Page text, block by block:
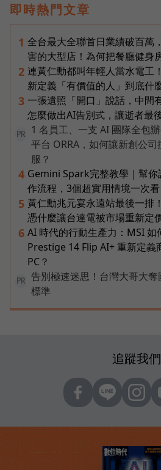
即時熱門文章
1 全台最大全聯首日業績破百萬
害的大型店！為何把餐廳健身
2 連黃仁勳都叫年輕人當水電工
新定義「有價值的人」到底什
3 一張遺照「開口」說話，中間
怎麼做出AI告別式，讓逝者最
PR
1 名員工、一支 AI 團隊全包
平台 ORRA，如何讓新創公
服？
4 Gemini Spark完整教學｜幫
作流程，3個超實用情境一次看
5 黃仁勳兆元宴永遠站最後一排
憑什麼讓台達電被市場重新定
6 AI 時代的行動生產力：MSI 如
Prestige 14 Flip AI+ 重新定
PC？
PR
告別極速迷思！台灣大哥大
標準
追蹤我們